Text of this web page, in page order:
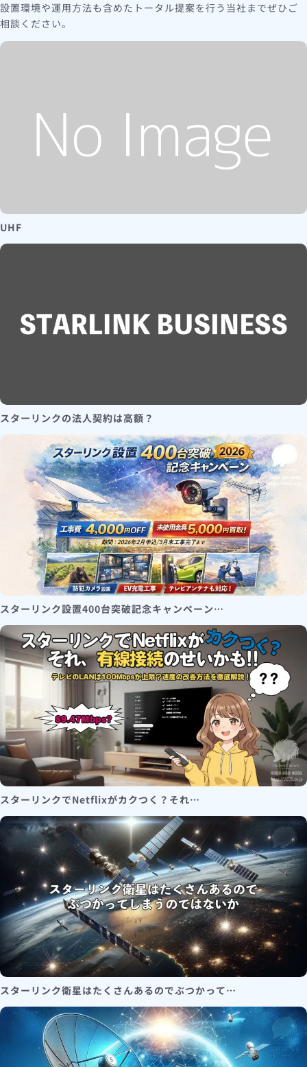
設置環境や運用方法も含めたトータル提案を行う当社までぜひご
相談ください。
UHF
スターリンクの法人契約は高額？
スターリンク設置400台突破記念キャンペーン…
スターリンクでNetflixがカクつく？それ…
スターリンク衛星はたくさんあるのでぶつかって…